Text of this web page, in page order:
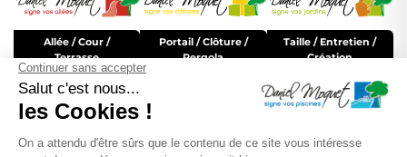
Allée / Cour /
Terrasse
Portail / Clôture /
Pergola
Taille / Entretien /
Création